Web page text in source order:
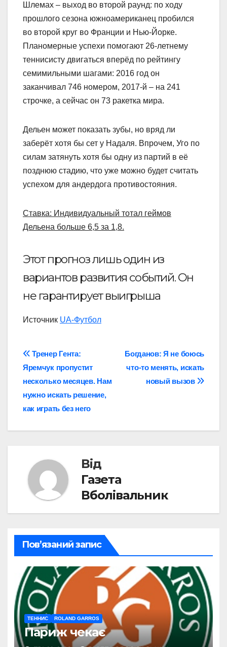
Шлемах – выход во второй раунд: по ходу
прошлого сезона южноамериканец пробился
во второй круг во Франции и Нью-Йорке.
Планомерные успехи помогают 26-летнему
теннисисту двигаться вперёд по рейтингу
семимильными шагами: 2016 год он
заканчивал 746 номером, 2017-й – на 241
строчке, а сейчас он 73 ракетка мира.
Дельен может показать зубы, но вряд ли
заберёт хотя бы сет у Надаля. Впрочем, Уго по
силам затянуть хотя бы одну из партий в её
позднюю стадию, что уже можно будет считать
успехом для андердога противостояния.
Ставка: Индивидуальный тотал геймов
Дельена больше 6,5 за 1,8.
Этот прогноз лишь один из
вариантов развития событий. Он
не гарантирует выигрыша
Источник UA-Футбол
Навігація
записів
Богданов: Я не боюсь
что-то менять, искать
новый вызов
Тренер Гента:
Яремчук пропустит
несколько месяцев. Нам
нужно искать решение,
как играть без него
Від
Газета
Вболівальник
Пов’язаний запис
ТЕННИС ROLAND GARROS
Париж чекає